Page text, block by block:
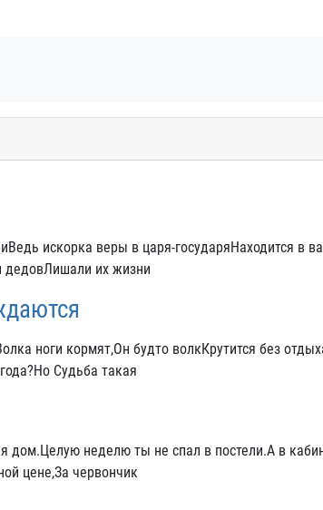
искорка веры в царя-государяНаходится в
дедовЛишали их жизни
ноги кормят,Он будто волкКрутится без
Судьба такая
дом.Целую неделю ты не спал в постели.А в
цене,За червончик